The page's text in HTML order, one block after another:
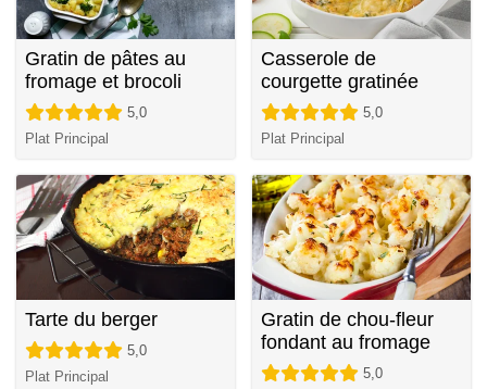
Gratin de pâtes au
fromage et brocoli
5,0
Plat Principal
Casserole de
courgette gratinée
5,0
Plat Principal
Tarte du berger
5,0
Plat Principal
Gratin de chou-fleur
fondant au fromage
5,0